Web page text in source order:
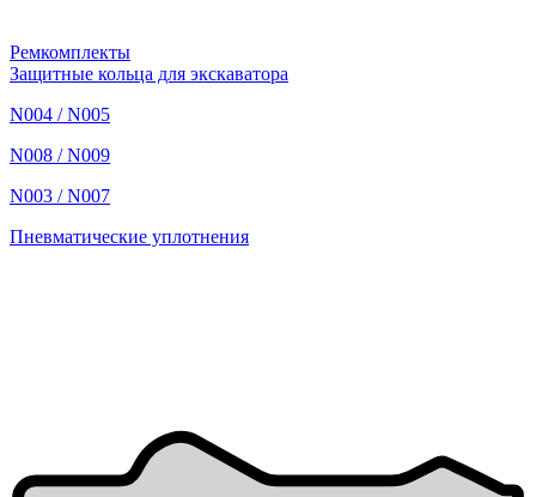
Ремкомплекты
Защитные кольца для экскаватора
N004 / N005
N008 / N009
N003 / N007
Пневматические уплотнения